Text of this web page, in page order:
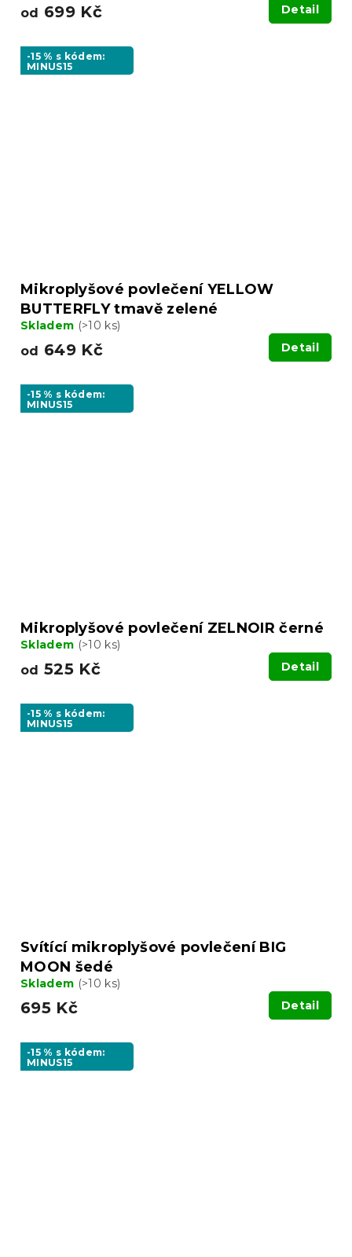
od 699 Kč Detail
-15 % s kódem:
MINUS15
Mikroplyšové povlečení YELLOW
BUTTERFLY tmavě zelené
Skladem (>10 ks)
od 649 Kč Detail
-15 % s kódem:
MINUS15
Mikroplyšové povlečení ZELNOIR černé
Skladem (>10 ks)
od 525 Kč Detail
-15 % s kódem:
MINUS15
Svítící mikroplyšové povlečení BIG
MOON šedé
Skladem (>10 ks)
695 Kč Detail
-15 % s kódem:
MINUS15